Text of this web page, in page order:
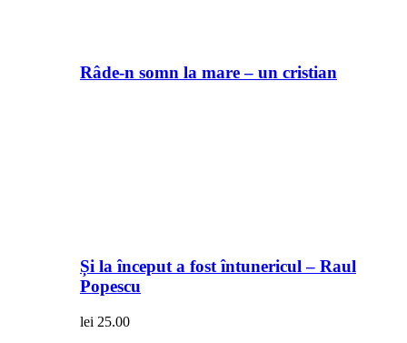
Râde-n somn la mare – un cristian
Și la început a fost întunericul – Raul
Popescu
lei 25.00